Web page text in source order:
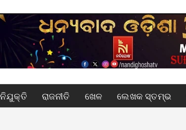
ନିଯୁକ୍ତି ରାଜନୀତି ଖେଳ ଲେଖକ ସ୍ତମ୍ଭ